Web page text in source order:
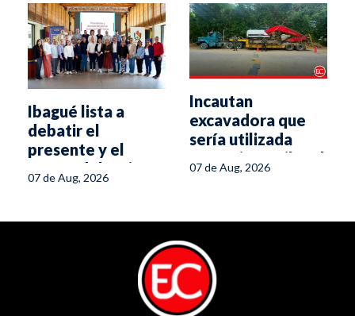
Ibagué lista a
debatir el
presente y el
futuro del turismo
en el Tolima
07 de Aug, 2026
Incautan
excavadora que
sería utilizada
para minería ilegal
en el sur del
07 de Aug, 2026